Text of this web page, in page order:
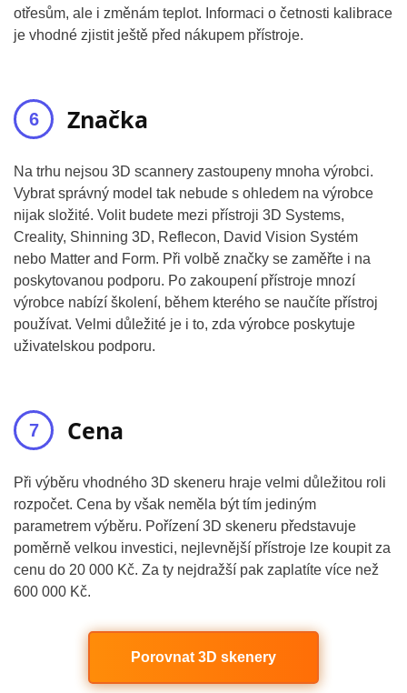
otřesům, ale i změnám teplot. Informaci o četnosti kalibrace
je vhodné zjistit ještě před nákupem přístroje.
Značka
Na trhu nejsou 3D scannery zastoupeny mnoha výrobci.
Vybrat správný model tak nebude s ohledem na výrobce
nijak složité. Volit budete mezi přístroji 3D Systems,
Creality, Shinning 3D, Reflecon, David Vision Systém
nebo Matter and Form. Při volbě značky se zaměřte i na
poskytovanou podporu. Po zakoupení přístroje mnozí
výrobce nabízí školení, během kterého se naučíte přístroj
používat. Velmi důležité je i to, zda výrobce poskytuje
uživatelskou podporu.
Cena
Při výběru vhodného 3D skeneru hraje velmi důležitou roli
rozpočet. Cena by však neměla být tím jediným
parametrem výběru. Pořízení 3D skeneru představuje
poměrně velkou investici, nejlevnější přístroje lze koupit za
cenu do 20 000 Kč. Za ty nejdražší pak zaplatíte více než
600 000 Kč.
Porovnat 3D skenery